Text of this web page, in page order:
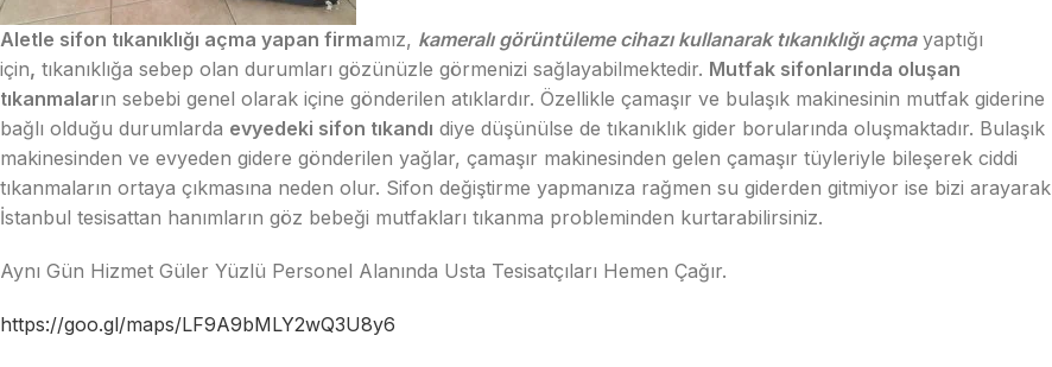
Aletle sifon tıkanıklığı açma yapan firmamız, kameralı görüntüleme cihazı kullanarak tıkanıklığı açma yaptığı
için, tıkanıklığa sebep olan durumları gözünüzle görmenizi sağlayabilmektedir. Mutfak sifonlarında oluşan
tıkanmaların sebebi genel olarak içine gönderilen atıklardır. Özellikle çamaşır ve bulaşık makinesinin mutfak giderine
bağlı olduğu durumlarda evyedeki sifon tıkandı diye düşünülse de tıkanıklık gider borularında oluşmaktadır. Bulaşık
makinesinden ve evyeden gidere gönderilen yağlar, çamaşır makinesinden gelen çamaşır tüyleriyle bileşerek ciddi
tıkanmaların ortaya çıkmasına neden olur. Sifon değiştirme yapmanıza rağmen su giderden gitmiyor ise bizi arayarak
İstanbul tesisattan hanımların göz bebeği mutfakları tıkanma probleminden kurtarabilirsiniz.
Aynı Gün Hizmet Güler Yüzlü Personel Alanında Usta Tesisatçıları Hemen Çağır.
https://goo.gl/maps/LF9A9bMLY2wQ3U8y6